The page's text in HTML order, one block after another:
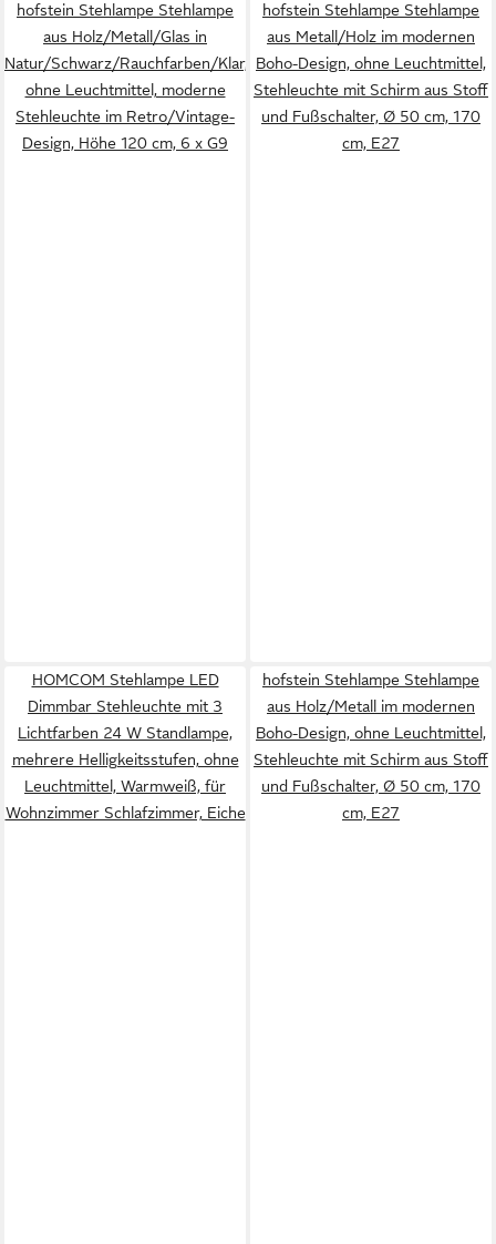
hofstein Stehlampe Stehlampe
aus Holz/Metall/Glas in
Natur/Schwarz/Rauchfarben/Klar,
ohne Leuchtmittel, moderne
Stehleuchte im Retro/Vintage-
Design, Höhe 120 cm, 6 x G9
hofstein Stehlampe Stehlampe
aus Metall/Holz im modernen
Boho-Design, ohne Leuchtmittel,
Stehleuchte mit Schirm aus Stoff
und Fußschalter, Ø 50 cm, 170
cm, E27
HOMCOM Stehlampe LED
Dimmbar Stehleuchte mit 3
Lichtfarben 24 W Standlampe,
mehrere Helligkeitsstufen, ohne
Leuchtmittel, Warmweiß, für
Wohnzimmer Schlafzimmer, Eiche
hofstein Stehlampe Stehlampe
aus Holz/Metall im modernen
Boho-Design, ohne Leuchtmittel,
Stehleuchte mit Schirm aus Stoff
und Fußschalter, Ø 50 cm, 170
cm, E27